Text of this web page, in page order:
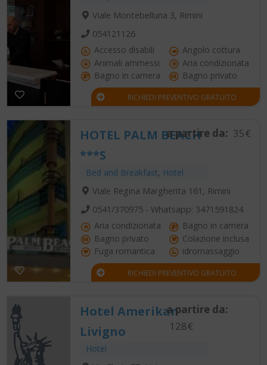
Viale Montebelluna 3, Rimini
054121126
Accesso disabili
Angolo cottura
Animali ammessi
Aria condizionata
Bagno in camera
Bagno privato
RICHIEDI PREVENTIVO GRATUITO
HOTEL PALM BEACH
***S
Bed and Breakfast, Hotel
a partire da: 35€
Viale Regina Margherita 161, Rimini
0541/370975 - Whatsapp: 3471591824
Aria condizionata
Bagno in camera
Bagno privato
Colazione inclusa
Fuga romantica
idromassaggio
RICHIEDI PREVENTIVO GRATUITO
Hotel Amerikan
Livigno
Hotel
a partire da:
128€